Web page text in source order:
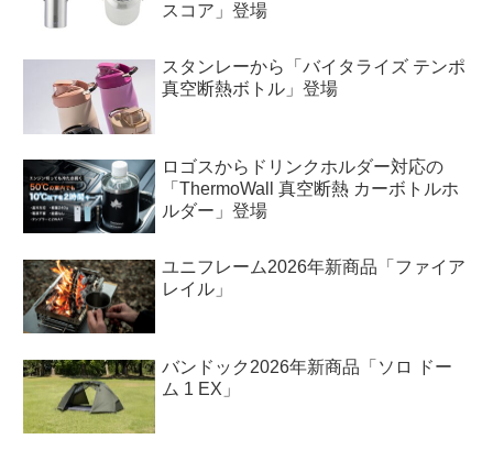
スコア」登場
スタンレーから「バイタライズ テンポ
真空断熱ボトル」登場
ロゴスからドリンクホルダー対応の
「ThermoWall 真空断熱 カーボトルホ
ルダー」登場
ユニフレーム2026年新商品「ファイア
レイル」
バンドック2026年新商品「ソロ ドー
ム 1 EX」